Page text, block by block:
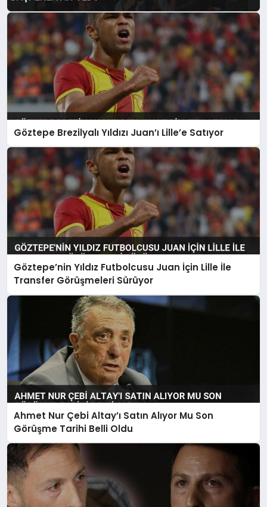
Göztepe Brezilyalı Yıldızı Juan’ı Lille’e Satıyor
Göztepe’nin Yıldız Futbolcusu Juan İçin Lille İle
Transfer Görüşmeleri Sürüyor
Ahmet Nur Çebi Altay’ı Satın Alıyor Mu Son
Görüşme Tarihi Belli Oldu